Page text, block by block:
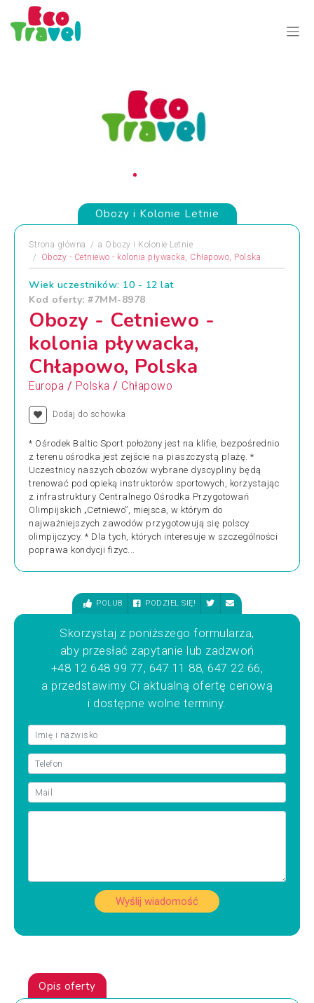
Obozy i Kolonie Letnie
Strona główna a Obozy i Kolonie Letnie
Obozy - Cetniewo - kolonia pływacka, Chłapowo, Polska
Wiek uczestników: 10 - 12 lat
Kod oferty: #7MM-8978
Obozy - Cetniewo -
kolonia pływacka,
Chłapowo, Polska
Europa / Polska / Chłapowo
Dodaj do schowka
* Ośrodek Baltic Sport położony jest na klifie, bezpośrednio
z terenu ośrodka jest zejście na piaszczystą plażę. *
Uczestnicy naszych obozów wybrane dyscypliny będą
trenować pod opieką instruktorów sportowych, korzystając
z infrastruktury Centralnego Ośrodka Przygotowań
Olimpijskich „Cetniewo”, miejsca, w którym do
najważniejszych zawodów przygotowują się polscy
olimpijczycy. * Dla tych, których interesuje w szczególności
poprawa kondycji fizyc...
POLUB PODZIEL SIĘ!
Skorzystaj z poniższego formularza,
aby przesłać zapytanie lub zadzwoń
+48 12 648 99 77, 647 11 88, 647 22 66,
a przedstawimy Ci aktualną ofertę cenową
i dostępne wolne terminy.
Wyślij wiadomość
Opis oferty